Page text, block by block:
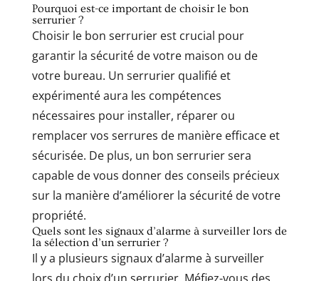
Pourquoi est-ce important de choisir le bon
serrurier ?
Choisir le bon serrurier est crucial pour
garantir la sécurité de votre maison ou de
votre bureau. Un serrurier qualifié et
expérimenté aura les compétences
nécessaires pour installer, réparer ou
remplacer vos serrures de manière efficace et
sécurisée. De plus, un bon serrurier sera
capable de vous donner des conseils précieux
sur la manière d’améliorer la sécurité de votre
propriété.
Quels sont les signaux d’alarme à surveiller lors de
la sélection d’un serrurier ?
Il y a plusieurs signaux d’alarme à surveiller